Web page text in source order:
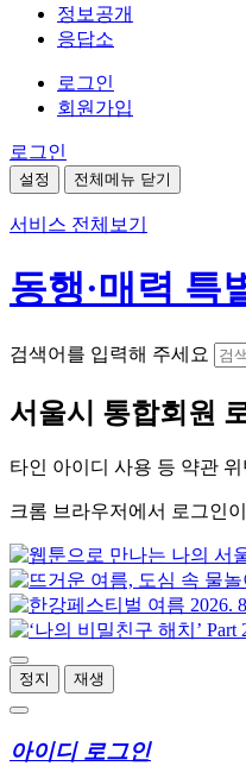
정보공개
응답소
로그인
회원가입
로그인
설정 전체메뉴 닫기
서비스 전체보기
동행·매력 특
검색어를 입력해 주세요
서울시 통합회원
타인 아이디 사용 등 약관 위
크롬 브라우저에서 로그인
정지 재생
아이디 로그인